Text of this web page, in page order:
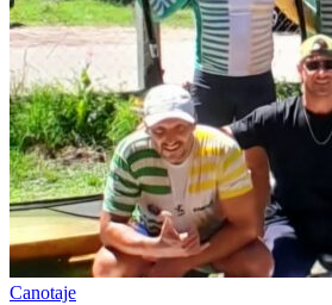
Canotaje